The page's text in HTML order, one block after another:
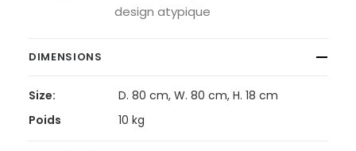
design atypique
DIMENSIONS
Size:
D. 80 cm, W. 80 cm, H. 18 cm
Poids
10 kg